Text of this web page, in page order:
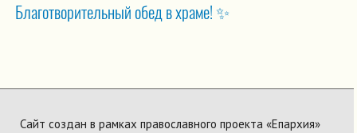
Благотворительный обед в храме! ✨
Сайт создан в рамках православного проекта «Епархия»